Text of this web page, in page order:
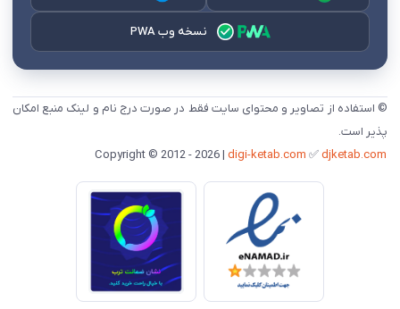
نسخه وب PWA
© استفاده از تصاویر و محتوای سایت فقط در صورت درج نام و لینک منبع امکان
پذیر است.
digi-ketab.com ✅djketab.com